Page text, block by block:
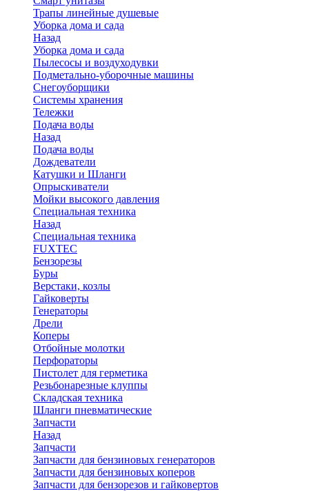
Трапы линейные душевые
Уборка дома и сада
Назад
Уборка дома и сада
Пылесосы и воздуходувки
Подметально-уборочные машины
Снегоуборщики
Системы хранения
Тележки
Подача воды
Назад
Подача воды
Дождеватели
Катушки и Шланги
Опрыскиватели
Мойки высокого давления
Специальная техника
Назад
Специальная техника
FUXTEC
Бензорезы
Буры
Верстаки, козлы
Гайковерты
Генераторы
Дрели
Коперы
Отбойные молотки
Перфораторы
Пистолет для герметика
Резьбонарезные клуппы
Складская техника
Шланги пневматические
Запчасти
Назад
Запчасти
Запчасти для бензиновых генераторов
Запчасти для бензиновых коперов
Запчасти для бензорезов и гайковертов